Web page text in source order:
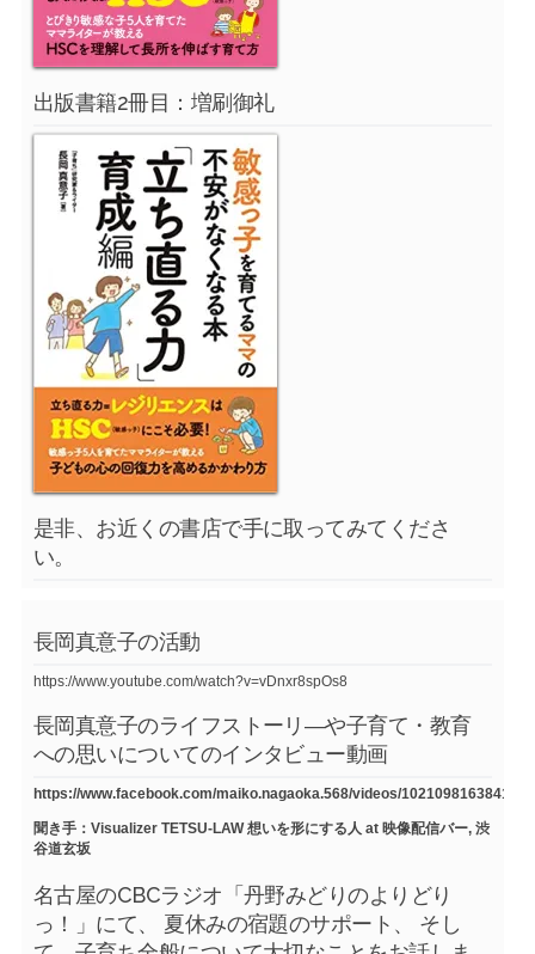
出版書籍2冊目：増刷御礼
是非、お近くの書店で手に取ってみてくださ
い。
長岡真意子の活動
https://www.youtube.com/watch?v=vDnxr8spOs8
長岡真意子のライフストーリ―や子育て・教育
への思いについてのインタビュー動画
https://www.facebook.com/maiko.nagaoka.568/videos/
聞き手：Visualizer TETSU-LAW 想いを形にする人 at 映像配信バー, 渋
谷道玄坂
名古屋のCBCラジオ「丹野みどりのよりどり
っ！」にて、 夏休みの宿題のサポート、 そし